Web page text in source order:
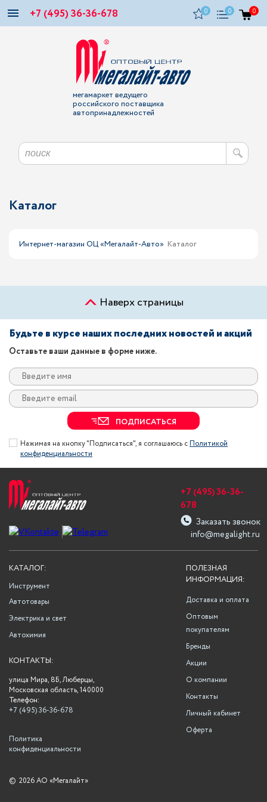
+7 (495) 36-36-678 0 0 0
мегамаркет ведущего
российского поставщика
автопринадлежностей
Каталог
Интернет-магазин ОЦ «Мегалайт-Авто» Каталог
Наверх страницы
Будьте в курсе наших последних новостей и акций
Оставьте ваши данные в форме ниже.
ПОДПИСАТЬСЯ
Нажимая на кнопку "Подписаться", я соглашаюсь сПолитикой
конфиденциальности
info@megalight.ru
+7 (495) 36-36-
678
Заказать звонок
ПОЛЕЗНАЯ
ИНФОРМАЦИЯ:
Доставка и оплата
Оптовым
покупателям
Бренды
Акции
О компании
Контакты
Личный кабинет
Оферта
КАТАЛОГ:
Инструмент
Автотовары
Электрика и свет
Автохимия
КОНТАКТЫ:
улица Мира, 8Б, Люберцы,
Московская область, 140000
Телефон:
+7 (495) 36-36-678
Политика
конфиденциальности
© 2026 АО «Мегалайт»